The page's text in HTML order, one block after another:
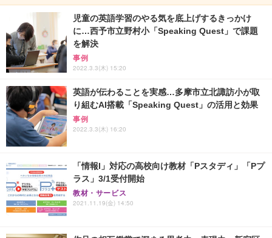
児童の英語学習のやる気を底上げするきっかけ
に…西予市立野村小「Speaking Quest」で課題
を解決
事例
2022.3.3(木) 15:20
英語が伝わることを実感…多摩市立北諏訪小が取
り組むAI搭載「Speaking Quest」の活用と効果
事例
2022.3.3(木) 16:20
「情報I」対応の高校向け教材「Pスタディ」「Pプ
ラス」3/1受付開始
教材・サービス
2021.11.19(金) 14:50